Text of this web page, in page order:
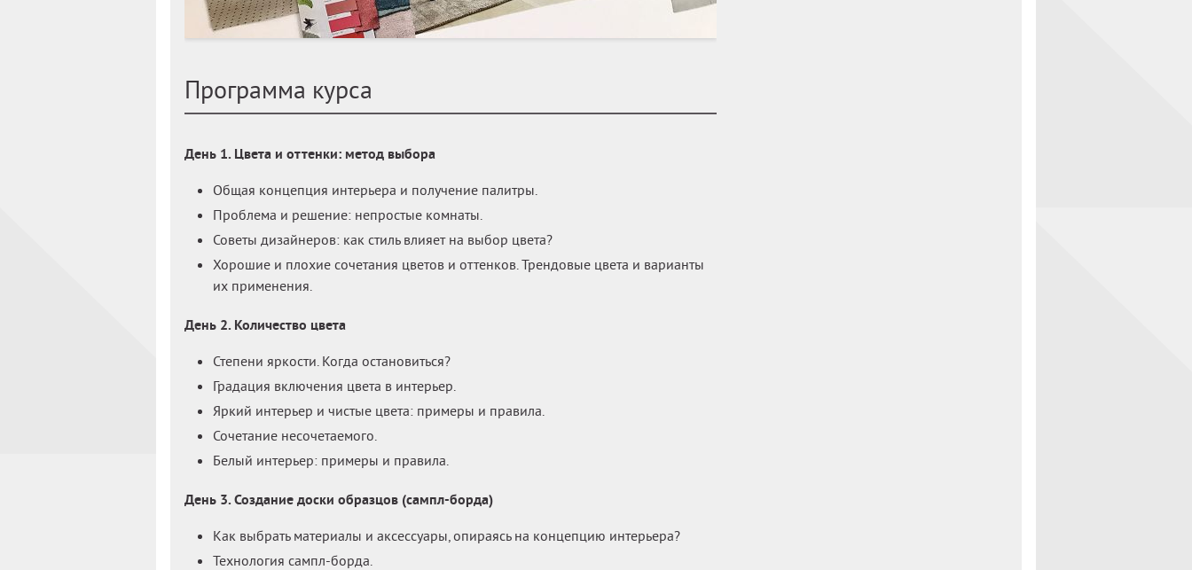
Программа курса
День 1. Цвета и оттенки: метод выбора
Общая концепция интерьера и получение палитры.
Проблема и решение: непростые комнаты.
Советы дизайнеров: как стиль влияет на выбор цвета?
Хорошие и плохие сочетания цветов и оттенков. Трендовые цвета и варианты
их применения.
День 2. Количество цвета
Степени яркости. Когда остановиться?
Градация включения цвета в интерьер.
Яркий интерьер и чистые цвета: примеры и правила.
Сочетание несочетаемого.
Белый интерьер: примеры и правила.
День 3. Создание доски образцов (сампл-борда)
Как выбрать материалы и аксессуары, опираясь на концепцию интерьера?
Технология сампл-борда.